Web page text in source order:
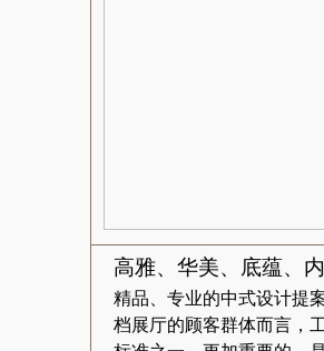
高雅、华美、底蕴、
精品、专业的中式设计提
档展厅的顾客群体而言，